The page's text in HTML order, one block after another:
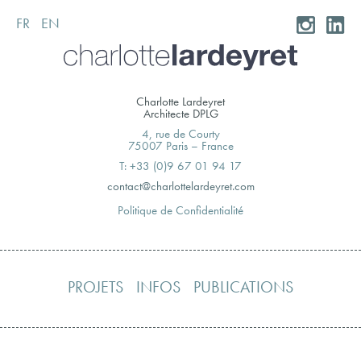
Skip
to
FR EN
Charlotte Lardeyret
Architecte DPLG
4, rue de Courty
75007 Paris – France
T: +33 (0)9 67 01 94 17
moc.teryedralettolrahc@tcatnoc
Politique de Confidentialité
PROJETS INFOS PUBLICATIONS